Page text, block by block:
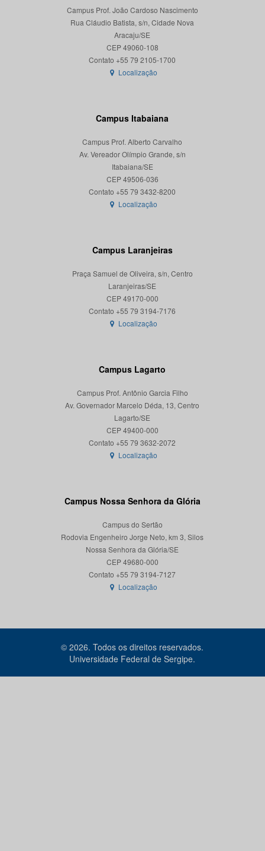
Campus Prof. João Cardoso Nascimento
Rua Cláudio Batista, s/n, Cidade Nova
Aracaju/SE
CEP 49060-108
Localização
Campus Itabaiana
Campus Prof. Alberto Carvalho
Av. Vereador Olímpio Grande, s/n
Itabaiana/SE
CEP 49506-036
Localização
Campus Laranjeiras
Praça Samuel de Oliveira, s/n, Centro
Laranjeiras/SE
CEP 49170-000
Localização
Campus Lagarto
Campus Prof. Antônio Garcia Filho
Av. Governador Marcelo Déda, 13, Centro
Lagarto/SE
CEP 49400-000
Localização
Campus Nossa Senhora da Glória
Campus do Sertão
Rodovia Engenheiro Jorge Neto, km 3, Silos
Nossa Senhora da Glória/SE
CEP 49680-000
Localização
© 2026. Todos os direitos reservados.
Universidade Federal de Sergipe.